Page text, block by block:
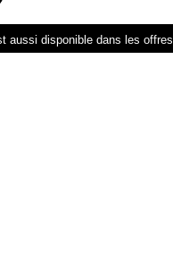
aussi disponible dans les offres